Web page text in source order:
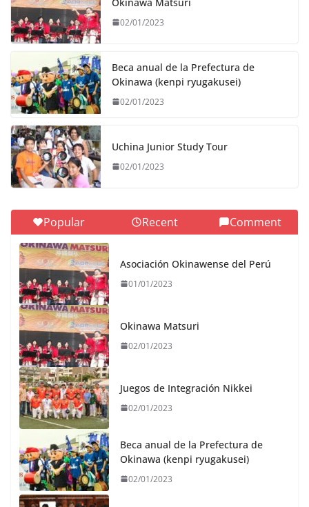
02/01/2023
Beca anual de la Prefectura de
Okinawa (kenpi ryugakusei)
02/01/2023
Uchina Junior Study Tour
02/01/2023
Popular Recent Comment
Asociación Okinawense del Perú
01/01/2023
Okinawa Matsuri
02/01/2023
Juegos de Integración Nikkei
02/01/2023
Beca anual de la Prefectura de
Okinawa (kenpi ryugakusei)
02/01/2023